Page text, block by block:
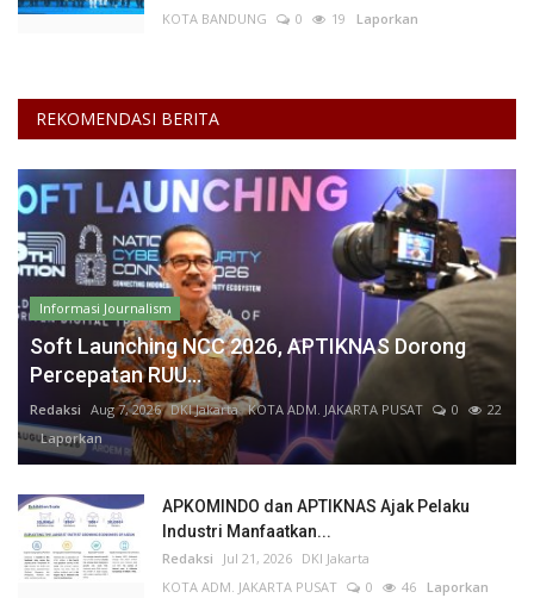
KOTA BANDUNG
0 19 Laporkan
REKOMENDASI BERITA
Informasi Journalism
Soft Launching NCC 2026, APTIKNAS Dorong
Percepatan RUU...
Redaksi Aug 7, 2026 DKI Jakarta KOTA ADM. JAKARTA PUSAT 0
22
Laporkan
APKOMINDO dan APTIKNAS Ajak Pelaku
Industri Manfaatkan...
Redaksi Jul 21, 2026 DKI Jakarta
KOTA ADM. JAKARTA PUSAT
0 46 Laporkan